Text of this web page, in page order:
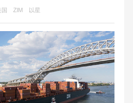
除美森以外的另一条快船航线，是
国 ZIM 以星